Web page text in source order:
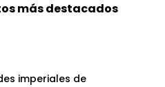
más destacados
imperiales de